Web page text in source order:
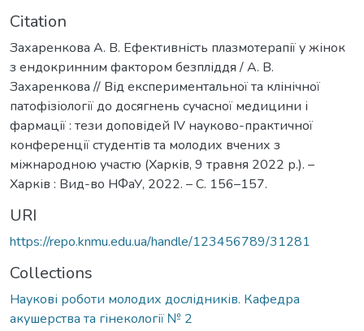
Citation
Захаренкова А. В. Ефективність плазмотерапії у жінок
з ендокринним фактором безпліддя / А. В.
Захаренкова // Від експериментальної та клінічної
патофізіології до досягнень сучасної медицини і
фармації : тези доповідей ІV науково-практичної
конференції студентів та молодих вчених з
міжнародною участю (Харків, 9 травня 2022 р.). –
Харків : Вид-во НФаУ, 2022. – С. 156–157.
URI
https://repo.knmu.edu.ua/handle/123456789/31281
Collections
Наукові роботи молодих дослідників. Кафедра
акушерства та гінекології № 2